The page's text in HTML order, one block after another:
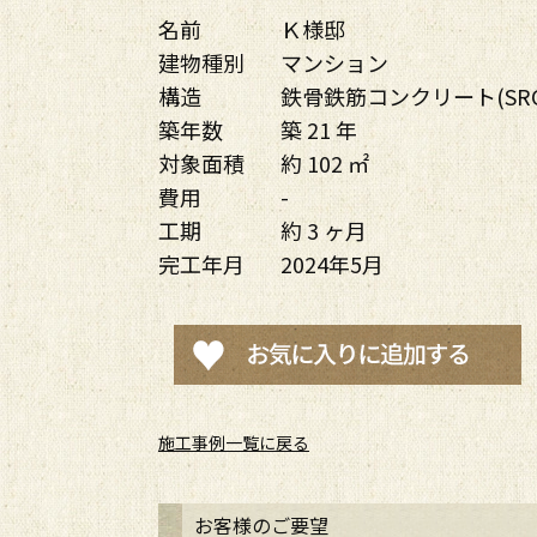
名前
Ｋ様邸
建物種別
マンション
構造
鉄骨鉄筋コンクリート
築年数
築 21 年
対象面積
約 102 ㎡
費用
-
工期
約 3 ヶ月
完工年月
2024年5月
施工事例一覧に戻る
お客様のご要望